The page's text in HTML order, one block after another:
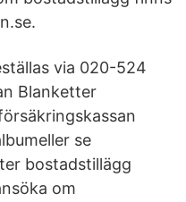
via 020-524
Blanketter
se
bostadstillägg
om